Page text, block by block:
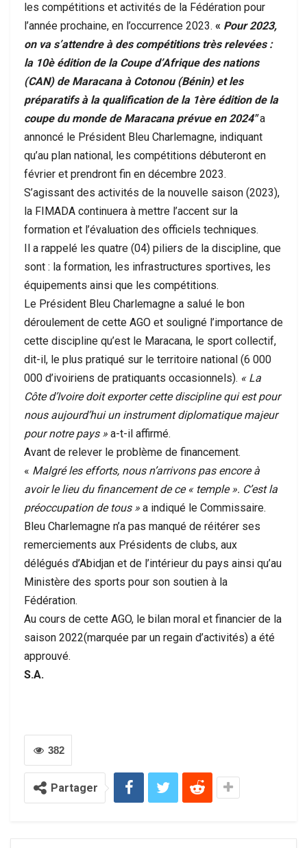
les compétitions et activités de la Fédération pour
l’année prochaine, en l’occurrence 2023. « Pour 2023,
on va s’attendre à des compétitions très relevées :
la 10è édition de la Coupe d’Afrique des nations
(CAN) de Maracana à Cotonou (Bénin) et les
préparatifs à la qualification de la 1ère édition de la
coupe du monde de Maracana prévue en 2024″ a
annoncé le Président Bleu Charlemagne, indiquant
qu’au plan national, les compétitions débuteront en
février et prendront fin en décembre 2023.
S’agissant des activités de la nouvelle saison (2023),
la FIMADA continuera à mettre l’accent sur la
formation et l’évaluation des officiels techniques.
Il a rappelé les quatre (04) piliers de la discipline, que
sont : la formation, les infrastructures sportives, les
équipements ainsi que les compétitions.
Le Président Bleu Charlemagne a salué le bon
déroulement de cette AGO et souligné l’importance de
cette discipline qu’est le Maracana, le sport collectif,
dit-il, le plus pratiqué sur le territoire national (6 000
000 d’ivoiriens de pratiquants occasionnels). « La
Côte d’Ivoire doit exporter cette discipline qui est pour
nous aujourd’hui un instrument diplomatique majeur
pour notre pays » a-t-il affirmé.
Avant de relever le problème de financement.
« Malgré les efforts, nous n’arrivons pas encore à
avoir le lieu du financement de ce « temple ». C’est la
préoccupation de tous » a indiqué le Commissaire.
Bleu Charlemagne n’a pas manqué de réitérer ses
remerciements aux Présidents de clubs, aux
délégués d’Abidjan et de l’intérieur du pays ainsi qu’au
Ministère des sports pour son soutien à la
Fédération.
Au cours de cette AGO, le bilan moral et financier de la
saison 2022(marquée par un regain d’activités) a été
approuvé.
S.A.
382
Partager